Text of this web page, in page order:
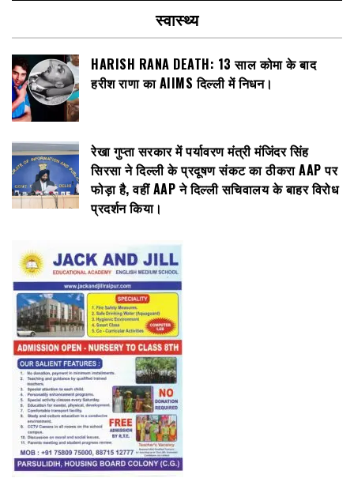
स्वास्थ्य
HARISH RANA DEATH: 13 साल कोमा के बाद
हरीश राणा का AIIMS दिल्ली में निधन।
रेखा गुप्ता सरकार में पर्यावरण मंत्री मंजिंदर सिंह
सिरसा ने दिल्ली के प्रदूषण संकट का ठीकरा AAP पर
फोड़ा है, वहीं AAP ने दिल्ली सचिवालय के बाहर विरोध
प्रदर्शन किया।